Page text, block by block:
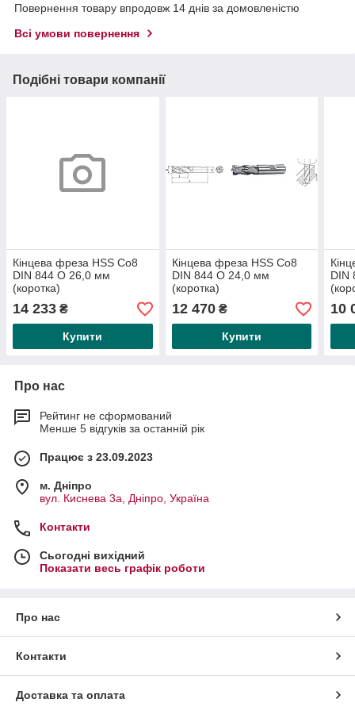
Повернення товару впродовж 14 днів за домовленістю
Всі умови повернення
Подібні товари компанії
Кінцева фреза HSS Co8
DIN 844 O 26,0 мм
(коротка)
14 233 ₴
Купити
Кінцева фреза HSS Co8
DIN 844 O 24,0 мм
(коротка)
12 470₴
Купити
DIN
10
Про нас
Рейтинг не сформований
Менше 5 відгуків за останній рік
Працює з 23.09.2023
м. Дніпро
вул. Киснева 3а, Дніпро, Україна
Контакти
Сьогодні вихідний
Показати весь графік роботи
Про нас
Контакти
Доставка та оплата